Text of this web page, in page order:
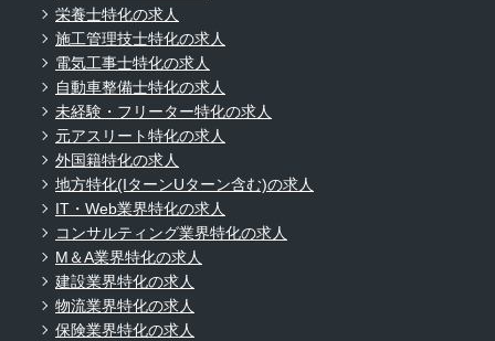
栄養士特化の求人
施工管理技士特化の求人
電気工事士特化の求人
自動車整備士特化の求人
未経験・フリーター特化の求人
元アスリート特化の求人
外国籍特化の求人
地方特化(IターンUターン含む)の求人
IT・Web業界特化の求人
コンサルティング業界特化の求人
M＆A業界特化の求人
建設業界特化の求人
物流業界特化の求人
保険業界特化の求人